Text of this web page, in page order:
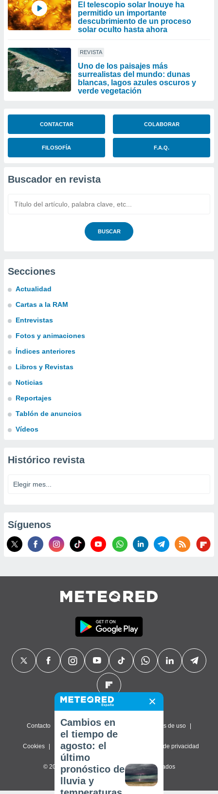
El telescopio solar Inouye ha
permitido un importante
descubrimiento de un proceso
solar oculto hasta ahora
REVISTA
Uno de los paisajes más
surrealistas del mundo: dunas
blancas, lagos azules oscuros y
verde vegetación
CONTACTAR COLABORAR
FILOSOFÍA F.A.Q.
Buscador en revista
BUSCAR
Secciones
Actualidad
Cartas a la RAM
Entrevistas
Fotos y animaciones
Índices anteriores
Libros y Revistas
Noticias
Reportajes
Tablón de anuncios
Vídeos
Histórico revista
Síguenos
Contacto Sobre nosotros Términos de uso
Cookies Política de privacidad Configuración de privacidad
© 2026 Meteored. Todos los derechos reservados
Cambios en
el tiempo de
agosto: el
último
pronóstico de
lluvia y